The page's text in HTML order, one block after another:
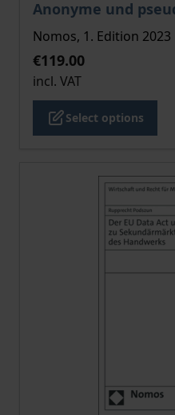
Anonyme und
Nomos, 1. Edition 2023
€119.00
incl. VAT
Select options